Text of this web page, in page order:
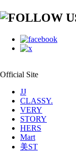
Official Site
JJ
CLASSY.
VERY
STORY
HERS
Mart
美ST